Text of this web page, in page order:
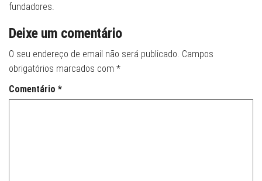
fundadores.
Deixe um comentário
O seu endereço de email não será publicado. Campos
obrigatórios marcados com *
Comentário *